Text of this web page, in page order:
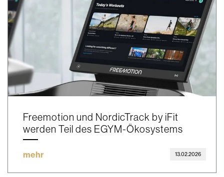
Freemotion und NordicTrack by iFit
werden Teil des EGYM-Ökosystems
mehr 13.02.2026